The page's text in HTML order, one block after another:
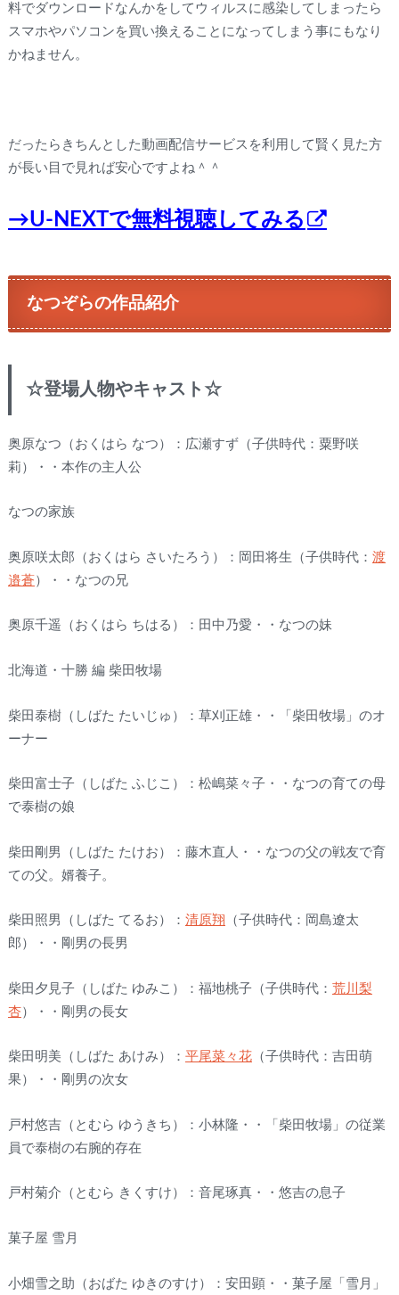
料でダウンロードなんかをしてウィルスに感染してしまったら
スマホやパソコンを買い換えることになってしまう事にもなり
かねません。
だったらきちんとした動画配信サービスを利用して賢く見た方
が長い目で見れば安心ですよね＾＾
→U-NEXTで無料視聴してみる
なつぞらの作品紹介
☆登場人物やキャスト☆
奥原なつ（おくはら なつ）：広瀬すず（子供時代：粟野咲
莉）・・本作の主人公
なつの家族
奥原咲太郎（おくはら さいたろう）：岡田将生（子供時代： 渡
邉蒼 ）・・なつの兄
奥原千遥（おくはら ちはる）：田中乃愛・・なつの妹
北海道・十勝 編 柴田牧場
柴田泰樹（しばた たいじゅ）：草刈正雄・・「柴田牧場」のオ
ーナー
柴田富士子（しばた ふじこ）：松嶋菜々子・・なつの育ての母
で泰樹の娘
柴田剛男（しばた たけお）：藤木直人・・なつの父の戦友で育
ての父。婿養子。
柴田照男（しばた てるお）： 清原翔
（子供時代：岡島遼太
郎）・・剛男の長男
柴田夕見子（しばた ゆみこ）：福地桃子（子供時代： 荒川梨
杏）・・剛男の長女
柴田明美（しばた あけみ）： 平尾菜々花（子供時代：吉田萌
果）・・剛男の次女
戸村悠吉（とむら ゆうきち）：小林隆・・「柴田牧場」の従業
員で泰樹の右腕的存在
戸村菊介（とむら きくすけ）：音尾琢真・・悠吉の息子
菓子屋 雪月
小畑雪之助（おばた ゆきのすけ）：安田顕・・菓子屋「雪月」